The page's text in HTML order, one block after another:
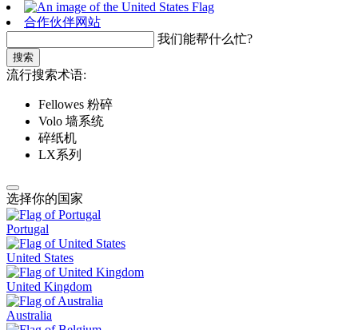
合作伙伴网站
我们能帮什么忙?
搜索
流行搜索术语:
Fellowes 粉碎
Volo 墙系统
碎纸机
LX系列
选择你的国家
Portugal
United States
United Kingdom
Australia